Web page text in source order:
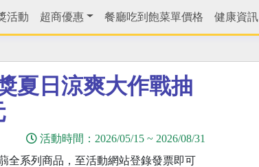
活動 超商優惠 餐廳吃到飽菜單價格 健康資訊
夏日涼爽大作戰抽
活動時間： 2026/05/15 ~ 2026/08/31
全系列商品，至活動網站登錄發票即可